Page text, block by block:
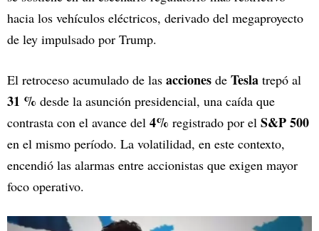
hacia los vehículos eléctricos, derivado del megaproyecto
de ley impulsado por Trump.
El retroceso acumulado de las acciones de Tesla trepó al
31 % desde la asunción presidencial, una caída que
contrasta con el avance del 4% registrado por el S&P 500
en el mismo período. La volatilidad, en este contexto,
encendió las alarmas entre accionistas que exigen mayor
foco operativo.